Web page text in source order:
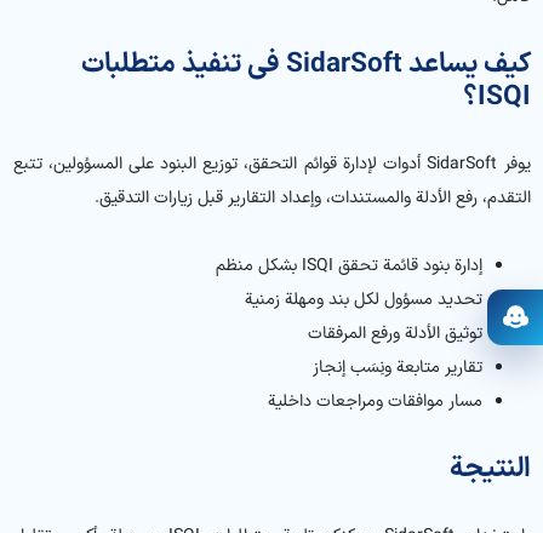
كيف يساعد SidarSoft في تنفيذ متطلبات
ISQI؟
يوفر SidarSoft أدوات لإدارة قوائم التحقق، توزيع البنود على المسؤولين، تتبع
التقدم، رفع الأدلة والمستندات، وإعداد التقارير قبل زيارات التدقيق.
إدارة بنود قائمة تحقق ISQI بشكل منظم
تحديد مسؤول لكل بند ومهلة زمنية
توثيق الأدلة ورفع المرفقات
تقارير متابعة ونِسَب إنجاز
مسار موافقات ومراجعات داخلية
النتيجة
فتح المساعد